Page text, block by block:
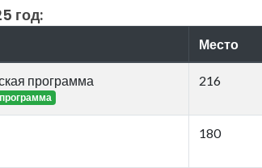
год:
Место
программа
216
180